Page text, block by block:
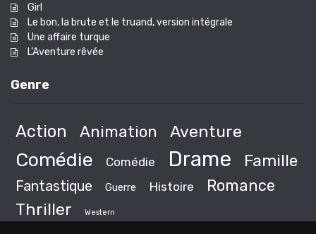
Girl
Le bon, la brute et le truand, version intégrale
Une affaire turque
L’Aventure rêvée
Genre
Action Animation Aventure
Comédie Comédie Drame Famille
Fantastique Guerre Histoire Romance
Thriller Western